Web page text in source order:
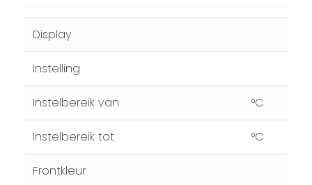
Display
Instelling
Instelbereik van °C
Instelbereik tot °C
Frontkleur